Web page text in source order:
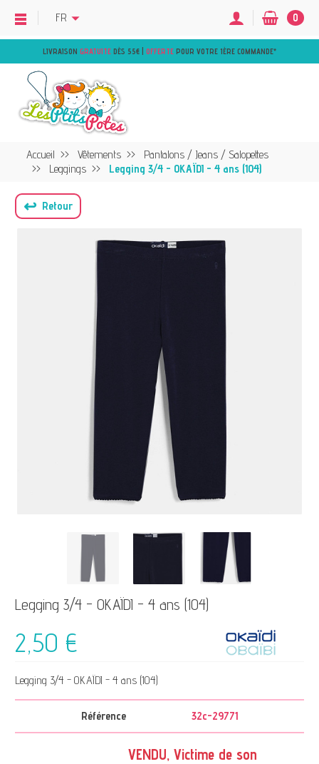
LIVRAISON GRATUITE DÈS 55€ | OFFERTE POUR VOTRE 1ÈRE COMMANDE*
FR 0
Accueil Vêtements
Pantalons / Jeans / Salopettes
Leggings
Legging 3/4 - OKAÏDI - 4 ans (104)
↩ Retour
Legging 3/4 - OKAÏDI - 4 ans (104)
2,50 €
Legging 3/4 - OKAÏDI - 4 ans (104)
Référence 32c-29771
VENDU, Victime de son